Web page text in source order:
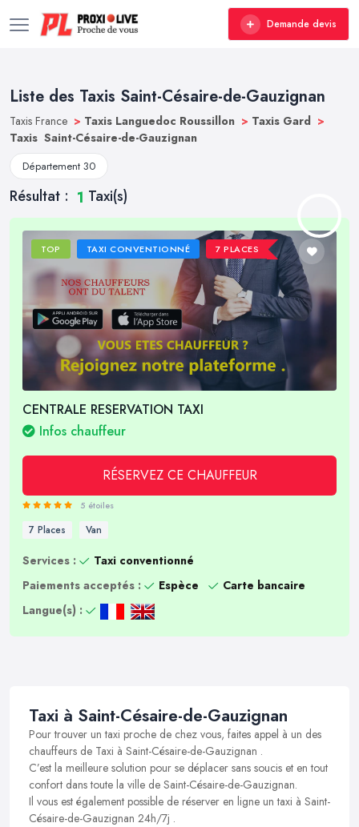
Demande devis
Liste des Taxis Saint-Césaire-de-Gauzignan
Taxis France > Taxis Languedoc Roussillon > Taxis Gard >
Taxis Saint-Césaire-de-Gauzignan
Département 30
Résultat : 1 Taxi(s)
TOP TAXI CONVENTIONNÉ 7 PLACES
CENTRALE RESERVATION TAXI
Infos chauffeur
RÉSERVEZ CE CHAUFFEUR
5 étoiles
7 Places Van
Services :
Taxi conventionné
Paiements acceptés :
Espèce
Carte bancaire
Langue(s) :
Taxi à Saint-Césaire-de-Gauzignan
Pour trouver un taxi proche de chez vous, faites appel à un des
chauffeurs de Taxi à Saint-Césaire-de-Gauzignan .
C’est la meilleure solution pour se déplacer sans soucis et en tout
confort dans toute la ville de Saint-Césaire-de-Gauzignan.
Il vous est également possible de réserver en ligne un taxi à Saint-
Césaire-de-Gauzignan 24h/7j .